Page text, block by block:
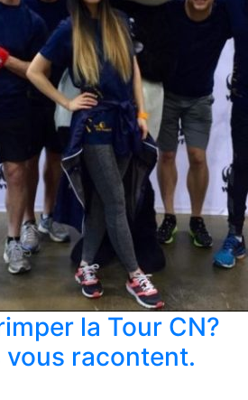
la Tour CN?
vous racontent.